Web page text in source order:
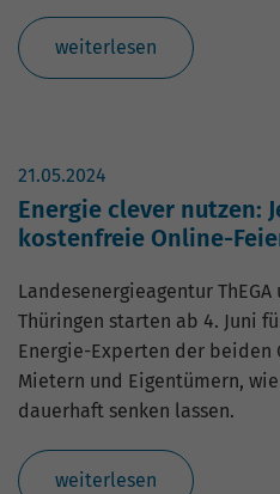
weiterlesen
21.05.2024
Energie clever nutzen:
kostenfreie Online-
Landesenergieagentur
Thüringen starten ab 4. Juni
Energie-Experten der beiden
Mietern und Eigentümern,
dauerhaft senken lassen.
weiterlesen